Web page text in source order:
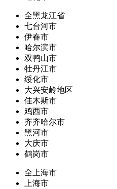
全黑龙江省
七台河市
伊春市
哈尔滨市
双鸭山市
牡丹江市
绥化市
大兴安岭地区
佳木斯市
鸡西市
齐齐哈尔市
黑河市
大庆市
鹤岗市
全上海市
上海市